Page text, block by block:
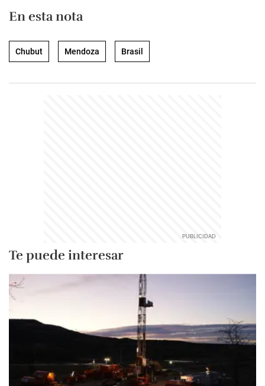
En esta nota
Chubut Mendoza Brasil
Te puede interesar